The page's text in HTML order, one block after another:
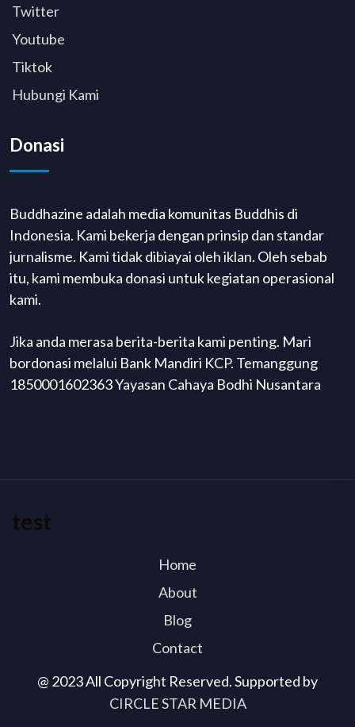
Twitter
Youtube
Tiktok
Hubungi Kami
Donasi
Buddhazine adalah media komunitas Buddhis di
Indonesia. Kami bekerja dengan prinsip dan standar
jurnalisme. Kami tidak dibiayai oleh iklan. Oleh sebab
itu, kami membuka donasi untuk kegiatan operasional
kami.
Jika anda merasa berita-berita kami penting. Mari
bordonasi melalui Bank Mandiri KCP. Temanggung
1850001602363 Yayasan Cahaya Bodhi Nusantara
@ 2023 All Copyright Reserved. Supported by
CIRCLE STAR MEDIA
test
Home
About
Blog
Contact